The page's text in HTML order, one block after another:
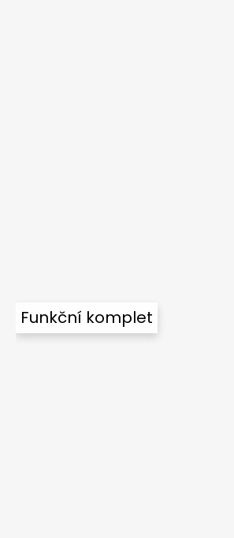
Funkční komplet